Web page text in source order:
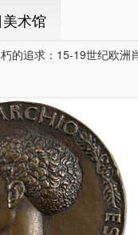
术馆
的追求：15-19世纪欧洲